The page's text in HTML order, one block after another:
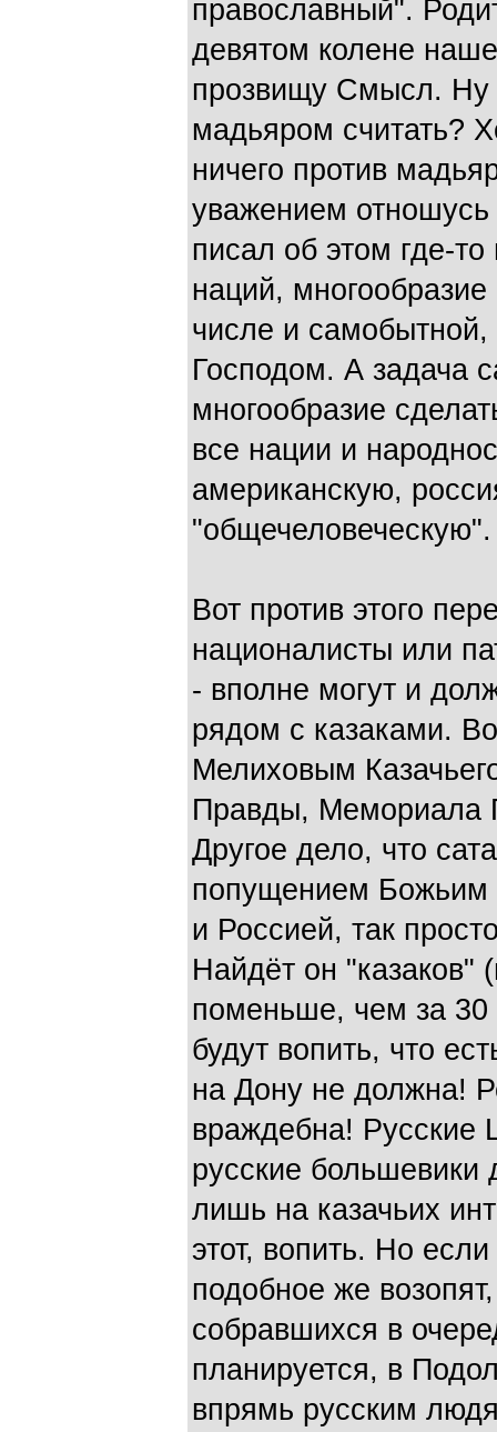
православный".
девятом колене
прозвищу Смысл. Ну
мадьяром считать?
ничего против
уважением
писал об этом где-
наций,
числе и самобытной,
Господом. А задача
многообразие
все нации и
американскую,
"общечеловеческую".
Вот против этого
националисты или
- вполне могут и
рядом с казаками.
Мелиховым
Правды, Мемориала
Другое дело, что
попущением Божьим
и Россией, так
Найдёт он "казаков"
поменьше, чем за 30
будут вопить, что
на Дону не должна!
враждебна! Русские
русские
лишь на казачьих
этот, вопить. Но
подобное же
собравшихся в
планируется, в
впрямь русским